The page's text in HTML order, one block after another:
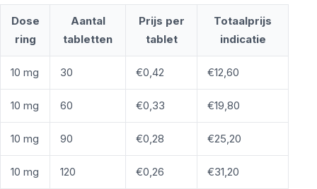
Dose
ring
Aantal
tabletten
Prijs per
tablet
Totaalprijs
indicatie
10 mg 30 €0,42 €12,60
10 mg 60 €0,33 €19,80
10 mg 90 €0,28 €25,20
10 mg 120 €0,26 €31,20